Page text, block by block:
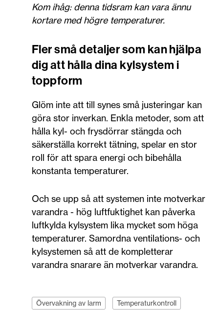
Kom ihåg: denna tidsram kan vara ännu
kortare med högre temperaturer.
Fler små detaljer som kan hjälpa
dig att hålla dina kylsystem i
toppform
Glöm inte att till synes små justeringar kan
göra stor inverkan. Enkla metoder, som att
hålla kyl- och frysdörrar stängda och
säkerställa korrekt tätning, spelar en stor
roll för att spara energi och bibehålla
konstanta temperaturer.
Och se upp så att systemen inte motverkar
varandra - hög luftfuktighet kan påverka
luftkylda kylsystem lika mycket som höga
temperaturer. Samordna ventilations- och
kylsystemen så att de kompletterar
varandra snarare än motverkar varandra.
Övervakning av larm Temperaturkontroll